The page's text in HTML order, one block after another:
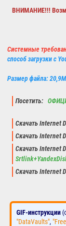
ВНИМАНИЕ!!!
Системные
способ загрузки с
Размер файла:
Посетить:
Скачать Internet
Скачать Internet
Скачать Internet
Скачать Internet
GIF-инструкции
"DataVaults",